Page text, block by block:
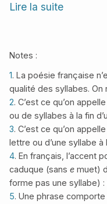
Lire la suite
Notes :
1. La poésie française
qualité des syllabes.
2. C’est ce qu’on
ou de syllabes à la fin
3. C’est ce qu’on
lettre ou d’une syllabe à
4. En français, l’accent
caduque (sans e muet)
forme pas une syllabe) :
5. Une phrase